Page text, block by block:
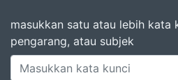
masukkan satu atau lebih kata
pengarang, atau subjek